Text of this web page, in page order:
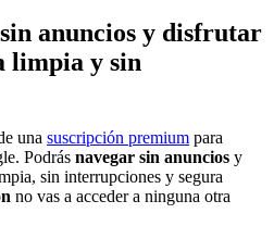
anuncios y disfrutar
limpia y sin
una suscripción premium para
Podrás navegar sin anuncios y
sin interrupciones y segura
no vas a acceder a ninguna otra